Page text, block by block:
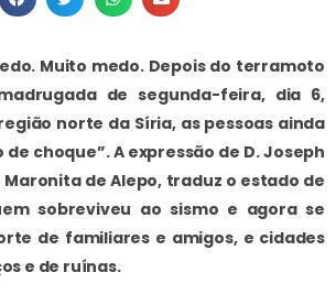
Muito medo. Depois do terramoto
de segunda-feira, dia 6,
norte da Síria, as pessoas ainda
choque”. A expressão de D. Joseph
Maronita de Alepo, traduz o estado de
sobreviveu ao sismo e agora se
de familiares e amigos, e cidades
e de ruínas.